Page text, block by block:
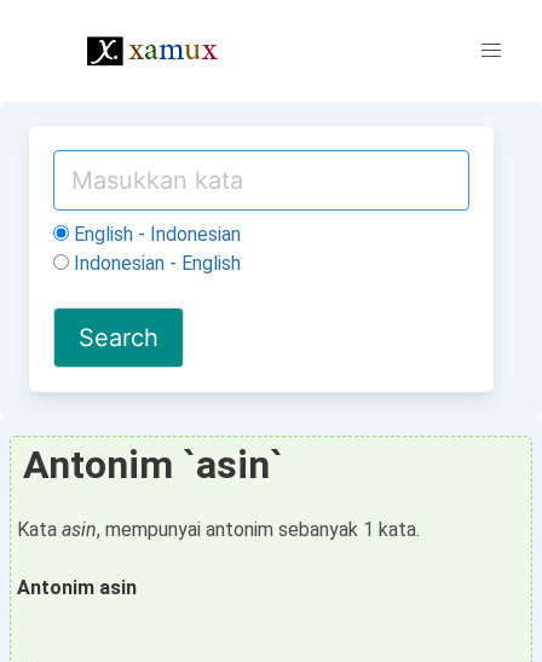
English - Indonesian
Indonesian - English
Antonim `asin`
Kata asin, mempunyai antonim sebanyak 1 kata.
Antonim asin